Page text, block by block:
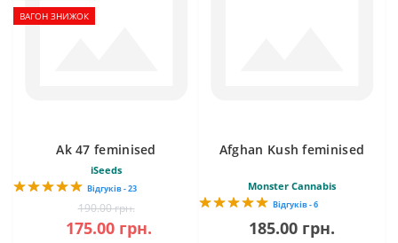
ВАГОН ЗНИЖОК
Ak 47 feminised
iSeeds
Відгуків - 23
190.00 грн.
175.00 грн.
Afghan Kush feminised
Monster Cannabis
Відгуків - 6
185.00 грн.